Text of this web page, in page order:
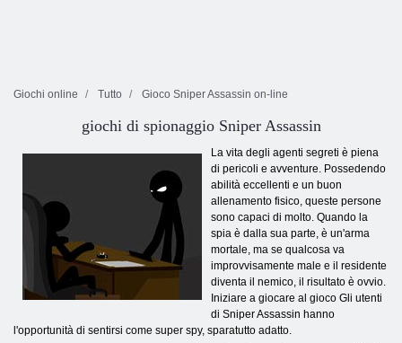
Giochi online Tutto Gioco Sniper Assassin on-line
giochi di spionaggio Sniper Assassin
La vita degli agenti segreti è piena
di pericoli e avventure. Possedendo
abilità eccellenti e un buon
allenamento fisico, queste persone
sono capaci di molto. Quando la
spia è dalla sua parte, è un'arma
mortale, ma se qualcosa va
improvvisamente male e il residente
diventa il nemico, il risultato è ovvio.
Iniziare a giocare al gioco Gli utenti
di Sniper Assassin hanno
l'opportunità di sentirsi come super spy, sparatutto adatto.